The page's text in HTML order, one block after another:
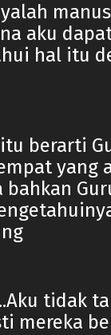
aku
hal itu
itu berarti
yang
bahkan
tidak
mereka